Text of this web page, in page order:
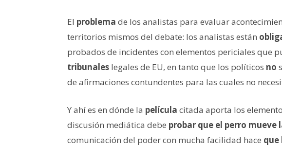
El problema de los analistas para evaluar
territorios mismos del debate: los analistas están
probados de incidentes con elementos periciales que
tribunales legales de EU, en tanto que los políticos no
de afirmaciones contundentes para las cuales no
Y ahí es en dónde la película citada aporta los
discusión mediática debe probar que el perro mueve
comunicación del poder con mucha facilidad hace que